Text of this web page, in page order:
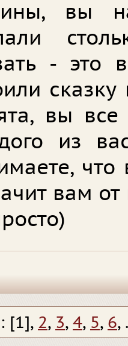
вы
- это
вы
из
вам
: [1], 2, 3, 4, 5, 6,